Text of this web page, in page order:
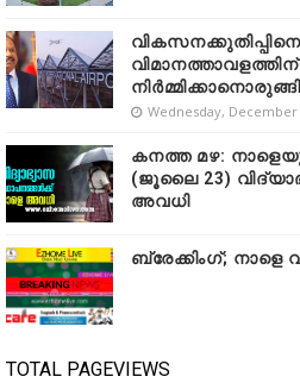
Wednesday, December
കനത്ത മഴ:
(ജൂലൈ 23)
അവധി
ബ്രേക്കിംഗ്; നാളെ
TOTAL PAGEVIEWS